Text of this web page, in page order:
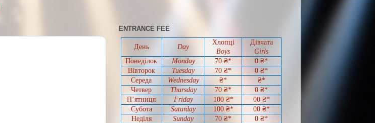
ENTRANCE FEE
День Day
Хлопці
Boys
Дівчата
Girls
Понеділок
Monday 70 ₴* 0 ₴*
Вівторок
Tuesday 70 ₴* 0 ₴*
Середа
Wednesday ₴*
₴*
Четвер
Thursday 70 ₴* 0 ₴*
П’ятниця
Friday 100 ₴* 00₴*
Субота
Saturday 100 ₴* 00₴*
Неділя
Sunday 70 ₴* 0 ₴*